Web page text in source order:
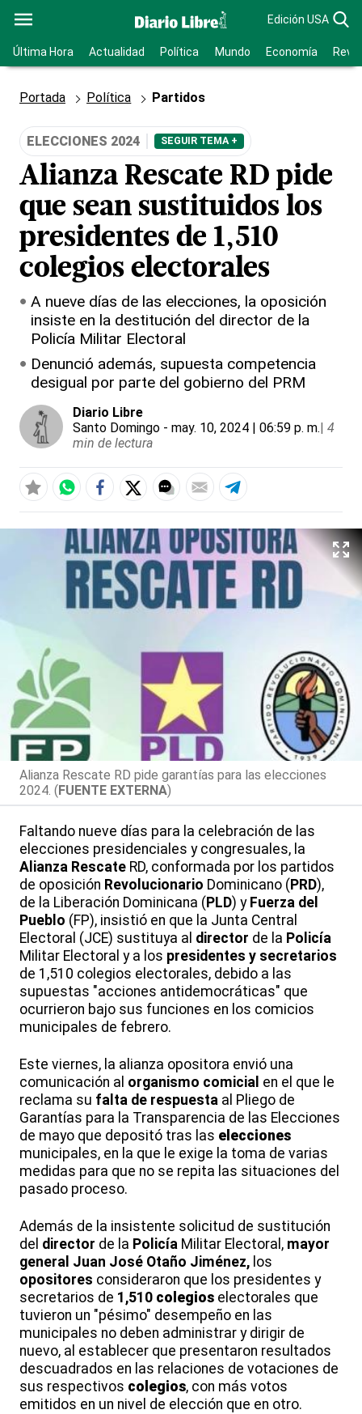
Edición USA
Última Hora Actualidad Política Mundo Economía
Portada Política Partidos
ELECCIONES 2024 SEGUIR TEMA +
Alianza Rescate RD pide
que sean sustituidos los
presidentes de 1,510
colegios electorales
A nueve días de las elecciones, la oposición
insiste en la destitución del director de la
Policía Militar Electoral
Denunció además, supuesta competencia
desigual por parte del gobierno del PRM
Diario Libre
Santo Domingo - may. 10, 2024 | 06:59 p. m.| 4
min de lectura
Alianza Rescate RD pide garantías para las elecciones
2024. (FUENTE EXTERNA)
Faltando nueve días para la celebración de las
elecciones presidenciales y congresuales, la
Alianza Rescate RD, conformada por los partidos
de oposición Revolucionario Dominicano ( PRD),
de la Liberación Dominicana ( PLD) y Fuerza del
Pueblo (FP), insistió en que la Junta Central
Electoral (JCE) sustituya al director de la Policía
Militar Electoral y a los presidentes y secretarios
de 1,510 colegios electorales, debido a las
supuestas "acciones antidemocráticas" que
ocurrieron bajo sus funciones en los comicios
municipales de febrero.
Este viernes, la alianza opositora envió una
comunicación al organismo comicial en el que le
reclama su falta de respuesta al Pliego de
Garantías para la Transparencia de las Elecciones
de mayo que depositó tras las elecciones
municipales, en la que le exige la toma de varias
medidas para que no se repita las situaciones del
pasado proceso.
Además de la insistente solicitud de sustitución
del director de la Policía Militar Electoral, mayor
general Juan José Otaño Jiménez, los
opositores consideraron que los presidentes y
secretarios de 1,510 colegios electorales que
tuvieron un "pésimo" desempeño en las
municipales no deben administrar y dirigir de
nuevo, al establecer que presentaron resultados
descuadrados en las relaciones de votaciones de
sus respectivos colegios, con más votos
emitidos en un nivel de elección que en otro.